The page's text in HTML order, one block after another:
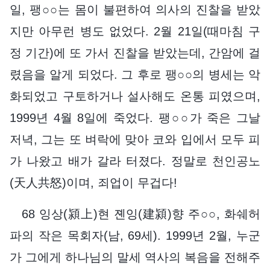
일, 팽○○는 몸이 불편하여 의사의 진찰을 받았
지만 아무런 병도 없었다. 2월 21일(때마침 구
정 기간)에 또 가서 진찰을 받았는데, 간암에 걸
렸음을 알게 되었다. 그 후로 팽○○의 병세는 악
화되었고 구토하거나 설사해도 온통 피였으며,
1999년 4월 8일에 죽었다. 팽○○가 죽은 그날
저녁, 그는 또 벼락에 맞아 코와 입에서 모두 피
가 나왔고 배가 갈라 터졌다. 정말로 천인공노
(天人共怒)이며, 죄업이 무겁다!
68 잉상(潁上)현 졘잉(建潁)향 주○○, 화쉐허
파의 작은 목회자(남, 69세). 1999년 2월, 누군
가 그에게 하나님의 말세 역사의 복음을 전해주